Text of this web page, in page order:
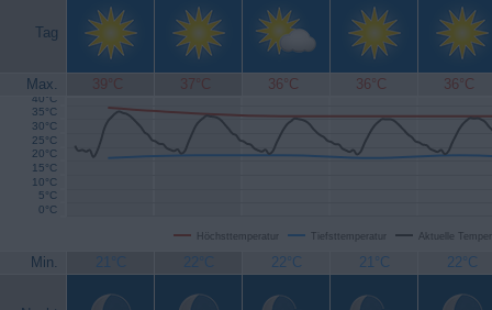
Tag
Max. 39°C 37°C 36°C 36°C 36°C
Höchsttemperatur Tiefsttemperatur Aktuelle
0°C
5°C
10°C
15°C
20°C
25°C
30°C
35°C
40°C
Min. 21°C 22°C 22°C 21°C 22°C